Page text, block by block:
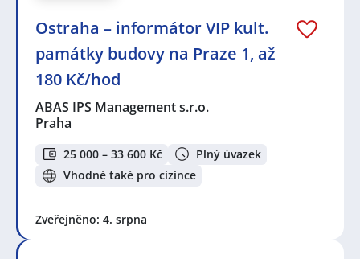
Ostraha – informátor VIP kult.
památky budovy na Praze 1, až
180 Kč/hod
ABAS IPS Management s.r.o.
Praha
25 000 – 33 600 Kč
Plný úvazek
Vhodné také pro cizince
Zveřejněno: 4. srpna